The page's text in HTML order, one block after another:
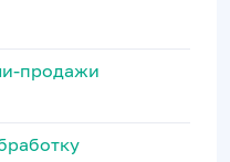
продажи